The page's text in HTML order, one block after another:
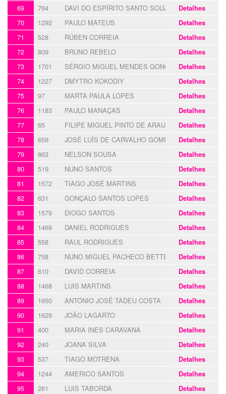
69 764 DAVI DO ESPÍRITO SANTO SOUZA Detalhes
70 1292 PAULO MATEUS Detalhes
71 528 RÚBEN CORREIA Detalhes
72 809 BRUNO REBELO Detalhes
73 1701 SÉRGIO MIGUEL MENDES GONÇALVESDetalhes
74 1227 DMYTRO KOKODIY Detalhes
75 97 MARTA PAULA LOPES Detalhes
76 1183 PAULO MANAÇAS Detalhes
77 65 FILIPE MIGUEL PINTO DE ARAUJO Detalhes
78 659 JOSÉ LUÍS DE CARVALHO GOMES Detalhes
79 863 NELSON SOUSA Detalhes
80 519 NUNO SANTOS Detalhes
81 1572 TIAGO JOSÉ MARTINS Detalhes
82 631 GONÇALO SANTOS LOPES Detalhes
83 1579 DIOGO SANTOS Detalhes
84 1469 DANIEL RODRIGUES Detalhes
85 558 RAUL RODRIGUES Detalhes
86 758 NUNO MIGUEL PACHECO BETTENCOURT
Detalhes
87 610 DAVID CORREIA Detalhes
88 1468 LUIS MARTINS Detalhes
89 1650 ANTÓNIO JOSÉ TADEU COSTA Detalhes
90 1629 JOÃO LAGARTO Detalhes
91 400 MARIA INES CARAVANA Detalhes
92 240 JOANA SILVA Detalhes
93 537 TIAGO MOTRENA Detalhes
94 1244 AMERICO SANTOS Detalhes
95 261 LUIS TABORDA Detalhes